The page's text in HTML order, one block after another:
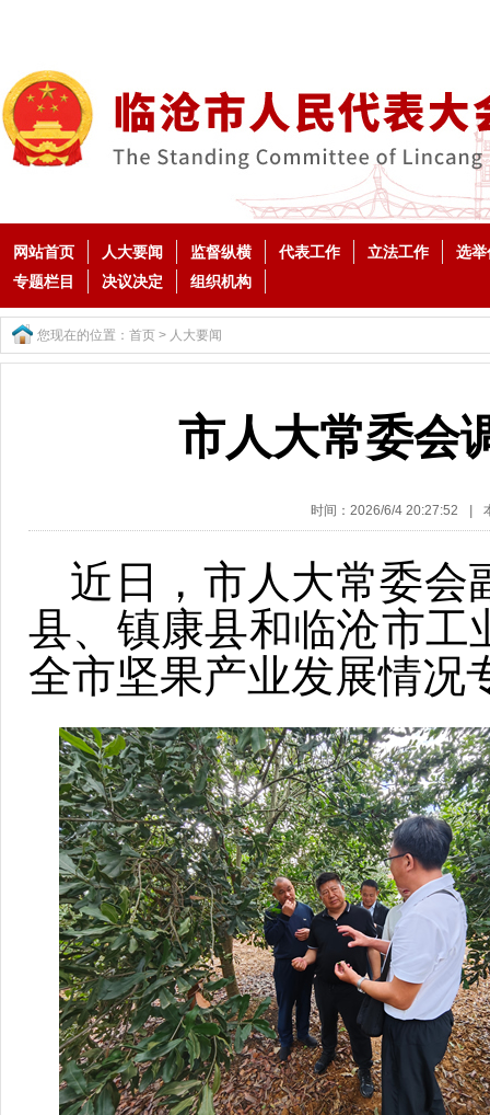
网站首页 人大要闻 监督纵横 代表工作 立法工作
选举
专题栏目
决议决定 组织机构
您现在的位置： 首页 > 人大要闻
市人大常委会
时间：2026/6/4 20:27:52
近日，市人大常委会
县、镇康县和临沧市工
全市坚果产业发展情况